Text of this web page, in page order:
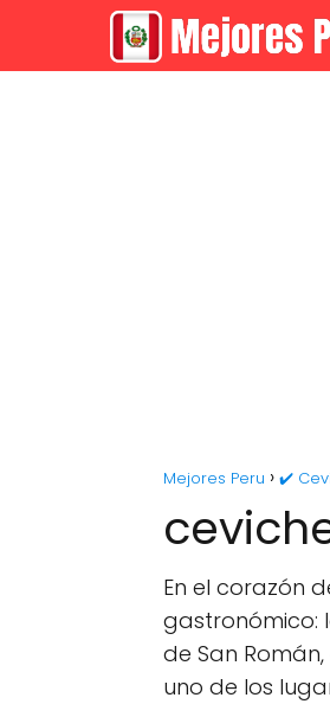
Mejores Peru ✔️
En el corazón
gastronómico:
de San
uno de los